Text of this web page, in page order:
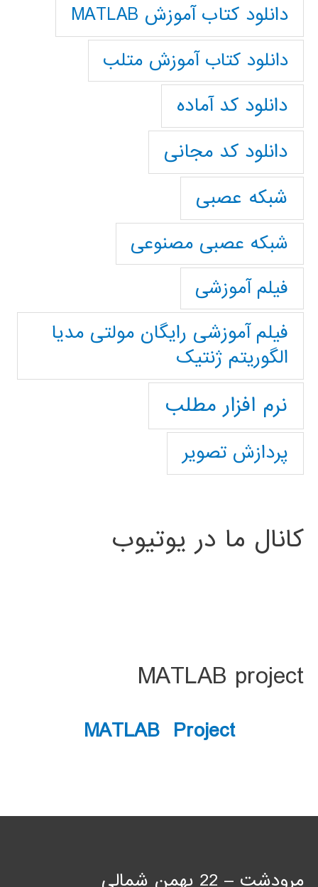
دانلود کتاب آموزش MATLAB
دانلود کتاب آموزش متلب
دانلود کد آماده
دانلود کد مجانی
شبکه عصبی
شبکه عصبی مصنوعی
فیلم آموزشی
فیلم آموزشی رایگان مولتی مدیا
الگوریتم ژنتیک
نرم افزار مطلب
پردازش تصویر
کانال ما در یوتیوب
MATLAB project
MATLAB Project
مرودشت – 22 بهمن شمالی